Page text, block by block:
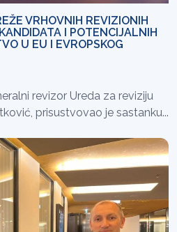
VRHOVNIH REVIZIONIH
I POTENCIJALNIH
U EU I EVROPSKOG
revizor Ureda za reviziju
prisustvovao je sastanku...